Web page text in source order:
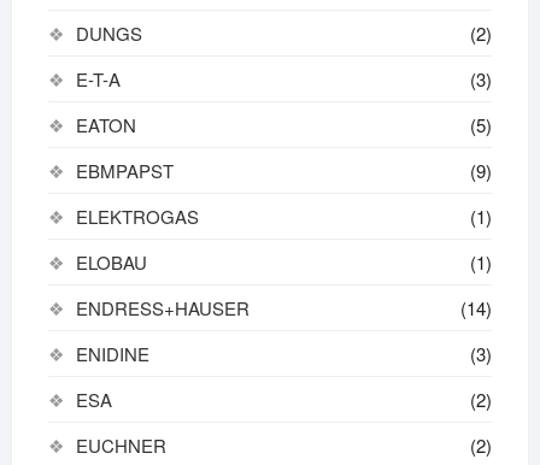
DUNGS
(2)
E-T-A
(3)
EATON
(5)
EBMPAPST
(9)
ELEKTROGAS
(1)
ELOBAU
(1)
ENDRESS+HAUSER
(14)
ENIDINE
(3)
ESA
(2)
EUCHNER
(2)